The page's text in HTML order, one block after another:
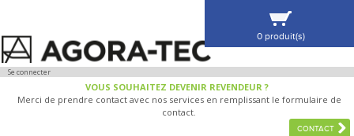
Se connecter
VOUS SOUHAITEZ DEVENIR REVENDEUR ?
Merci de prendre contact avec nos services en remplissant le formulaire de
contact.
CONTACT
0 produit(s)
VOIR MA SÉLECTION